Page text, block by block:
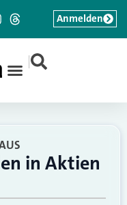
|
Anmelden
in Aktien